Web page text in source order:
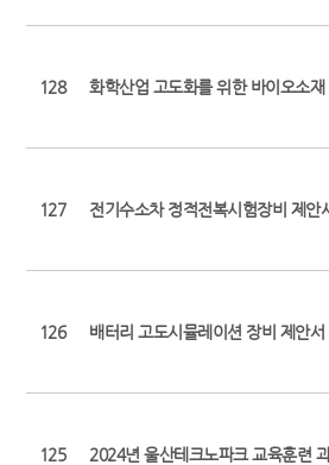
128 화학산업 고도화를 위한 바이오소
127 전기수소차 정적전복시험장비 제안
126 배터리 고도시뮬레이션 장비 제안
125 2024년 울산테크노파크 교육훈련